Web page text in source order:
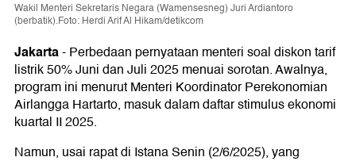
Wakil Menteri Sekretaris Negara (Wamensesneg) Juri Ardiantoro
(berbatik).Foto: Herdi Arif Al Hikam/detikcom
Jakarta-Perbedaan pernyataan menteri soal diskon tarif
listrik 50% Juni dan Juli 2025 menuai sorotan. Awalnya,
program ini menurut Menteri Koordinator Perekonomian
Airlangga Hartarto, masuk dalam daftar stimulus ekonomi
kuartal II 2025.
Namun, usai rapat di Istana Senin (2/6/2025), yang